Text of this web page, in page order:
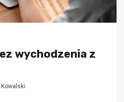
wychodzenia z
Kowalski